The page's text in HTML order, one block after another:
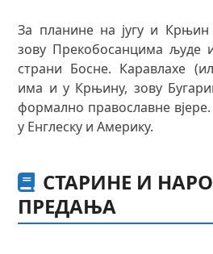
За планине на југу и Крњин
зову Прекобосанцима људе
страни Босне. Каравлахе
има и у Крњину, зову
формално православне
у Енглеску и Америку.
СТАРИНЕ И
ПРЕДАЊА